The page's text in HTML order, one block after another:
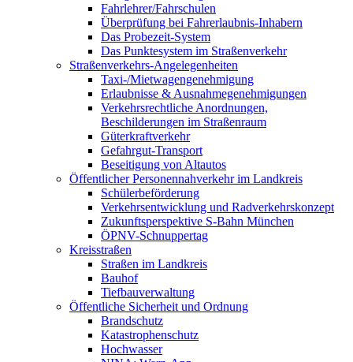
Fahrlehrer/Fahrschulen
Überprüfung bei Fahrerlaubnis-Inhabern
Das Probezeit-System
Das Punktesystem im Straßenverkehr
Straßenverkehrs-Angelegenheiten
Taxi-/Mietwagengenehmigung
Erlaubnisse & Ausnahmegenehmigungen
Verkehrsrechtliche Anordnungen,
Beschilderungen im Straßenraum
Güterkraftverkehr
Gefahrgut-Transport
Beseitigung von Altautos
Öffentlicher Personennahverkehr im Landkreis
Schülerbeförderung
Verkehrsentwicklung und Radverkehrskonzept
Zukunftsperspektive S-Bahn München
ÖPNV-Schnuppertag
Kreisstraßen
Straßen im Landkreis
Bauhof
Tiefbauverwaltung
Öffentliche Sicherheit und Ordnung
Brandschutz
Katastrophenschutz
Hochwasser